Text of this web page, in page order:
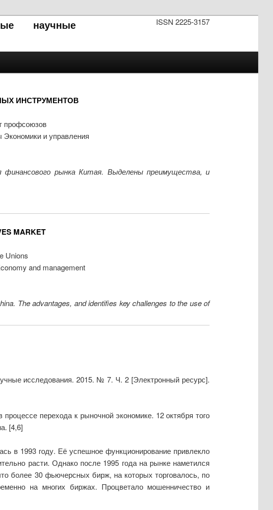
ISSN 2225-3157
научные
ИНСТРУМЕНТОВ
профсоюзов
и управления
финансового рынка Китая. Выделены преимущества, и
MARKET
Unions
and management
The advantages, and identifies key challenges to the use of
исследования. 2015. № 7. Ч. 2 [Электронный ресурс].
перехода к рыночной экономике. 12 октября того
[4,6]
в 1993 году. Её успешное функционирование привлекло
расти. Однако после 1995 года на рынке наметился
более 30 фьючерсных бирж, на которых торговалось, по
на многих биржах. Процветало мошенничество и